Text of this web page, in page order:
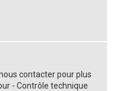
contacter pour plus
- Contrôle technique